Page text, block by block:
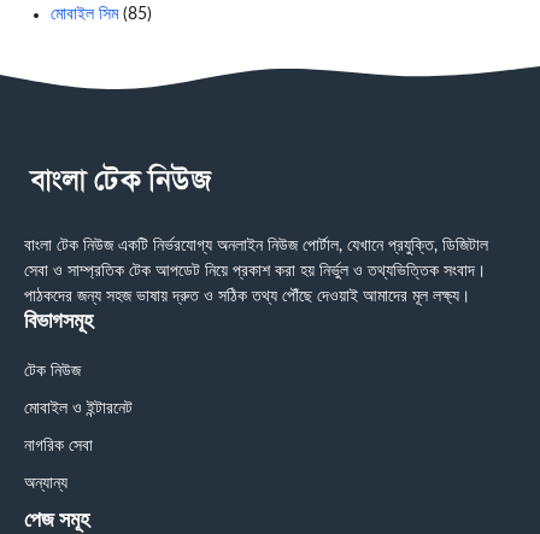
মোবাইল সিম(85)
বাংলা টেক নিউজ একটি নির্ভরযোগ্য অনলাইন নিউজ পোর্টাল, যেখানে প্রযুক্তি, ডিজিটাল
সেবা ও সাম্প্রতিক টেক আপডেট নিয়ে প্রকাশ করা হয় নির্ভুল ও তথ্যভিত্তিক সংবাদ।
পাঠকদের জন্য সহজ ভাষায় দ্রুত ও সঠিক তথ্য পৌঁছে দেওয়াই আমাদের মূল লক্ষ্য।
বিভাগসমূহ
টেক নিউজ
মোবাইল ও ইন্টারনেট
নাগরিক সেবা
অন্যান্য
পেজ সমূহ